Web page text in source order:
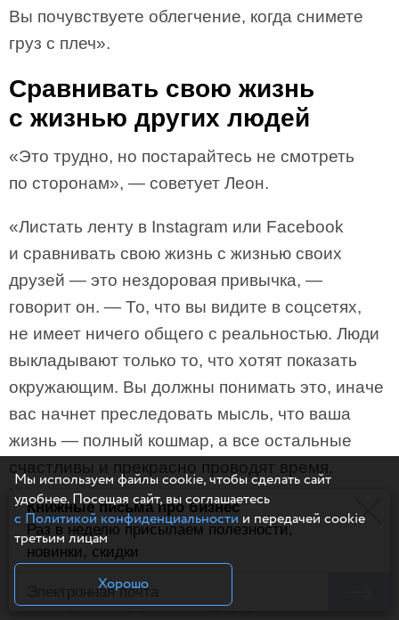
Вы почувствуете облегчение, когда снимете
груз с плеч».
Сравнивать свою жизнь
с жизнью других людей
«Это трудно, но постарайтесь не смотреть
по сторонам», — советует Леон.
«Листать ленту в Instagram или Facebook
и сравнивать свою жизнь с жизнью своих
друзей — это нездоровая привычка, —
говорит он. — То, что вы видите в соцсетях,
не имеет ничего общего с реальностью. Люди
выкладывают только то, что хотят показать
окружающим. Вы должны понимать это, иначе
вас начнет преследовать мысль, что ваша
жизнь — полный кошмар, а все остальные
счастливы и прекрасно проводят время.
Но это неправда».
Принимать как данность
бесценные моменты, которые
вы проводите с друзьями
Книжные письма про бизнес
Раз в неделю присылаем полезности,
новинки, скидки
Мы используем файлы cookie, чтобы сделать сайт
удобнее. Посещая сайт, вы соглашаетесь
с Политикой конфиденциальности и передачей cookie
третьим лицам
Хорошо